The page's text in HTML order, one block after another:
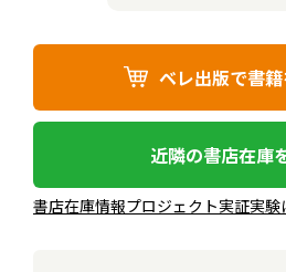
ベレ出版で書
近隣の書店在庫
書店在庫情報プロジェクト実証実験